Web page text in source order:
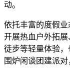
动。
依托丰富的度假
开展热血户外拓
徒步等轻量体验，
围炉闲谈团建派